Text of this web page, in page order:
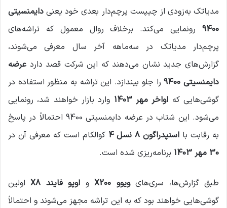
مدیاتک به‌زودی از چیپست پرچم‌دار بعدی خود یعنی دایمنسیتی
9400 رونمایی می‌کند. برخلاف روال معمول که تراشه‌های
پرچم‌دار مدیاتک در سه‌ماهه آخر سال معرفی می‌شوند،
گزارش‌های جدید نشان می‌دهند که این شرکت قصد دارد عرضه
دایمنسیتی 9400
را جلو بیندازد. این تراشه به منظور استفاده در
گوشی‌هایی که اواخر مهر 1403
وارد بازار خواهند شد، رونمایی
می‌شود. این شتاب در عرضه دایمنسیتی 9400 احتمالاً در پاسخ
به رقابت با اسنپدراگون 8 نسل 4
کوالکام است که معرفی آن در
30 مهر 1403
برنامه‌ریزی شده است.
طبق گزارش‌ها، سری‌هایویوو X200 و اوپو فایند X8
اولین
گوشی‌هایی خواهند بود که به این تراشه مجهز می‌شوند و احتمالاً